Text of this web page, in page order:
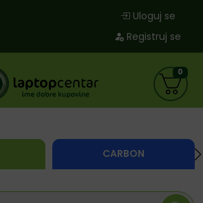
Uloguj se
Registruj se
CARBON
0